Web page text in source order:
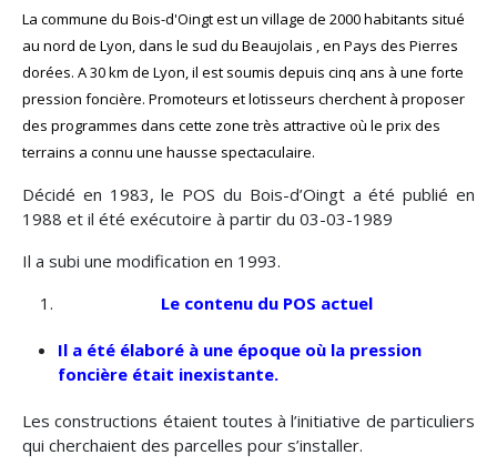
La commune du Bois-d'Oingt est un village de 2000 habitants situé
au nord de Lyon, dans le sud du Beaujolais , en Pays des Pierres
dorées. A 30 km de Lyon, il est soumis depuis cinq ans à une forte
pression foncière. Promoteurs et lotisseurs cherchent à proposer
des programmes dans cette zone très attractive où le prix des
terrains a connu une hausse spectaculaire.
Décidé en 1983, le POS du Bois-d’Oingt a été publié en
1988 et il été exécutoire à partir du 03-03-1989
Il a subi une modification en 1993.
Le contenu du POS actuel
Il a été élaboré à une époque où la pression
foncière était inexistante.
Les constructions étaient toutes à l’initiative de particuliers
qui cherchaient des parcelles pour s’installer.